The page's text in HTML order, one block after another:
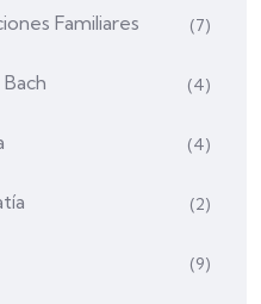
Familiares (7)
(4)
(4)
(2)
(9)